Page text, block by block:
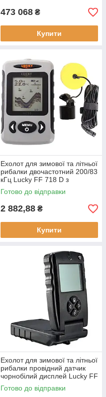
473 068 ₴
Купити
Ехолот для зимової та літньої
рибалки двочастотний 200/83
кГц Lucky FF 718 D з
вологозахищеним корпусом
IPX4
Готово до відправки
2 882,88 ₴
Купити
Ехолот для зимової та літньої
рибалки провідний датчик
чорнобілий дисплей Lucky FF
717 глибина до 30 м вага 160
гГотово до відправки